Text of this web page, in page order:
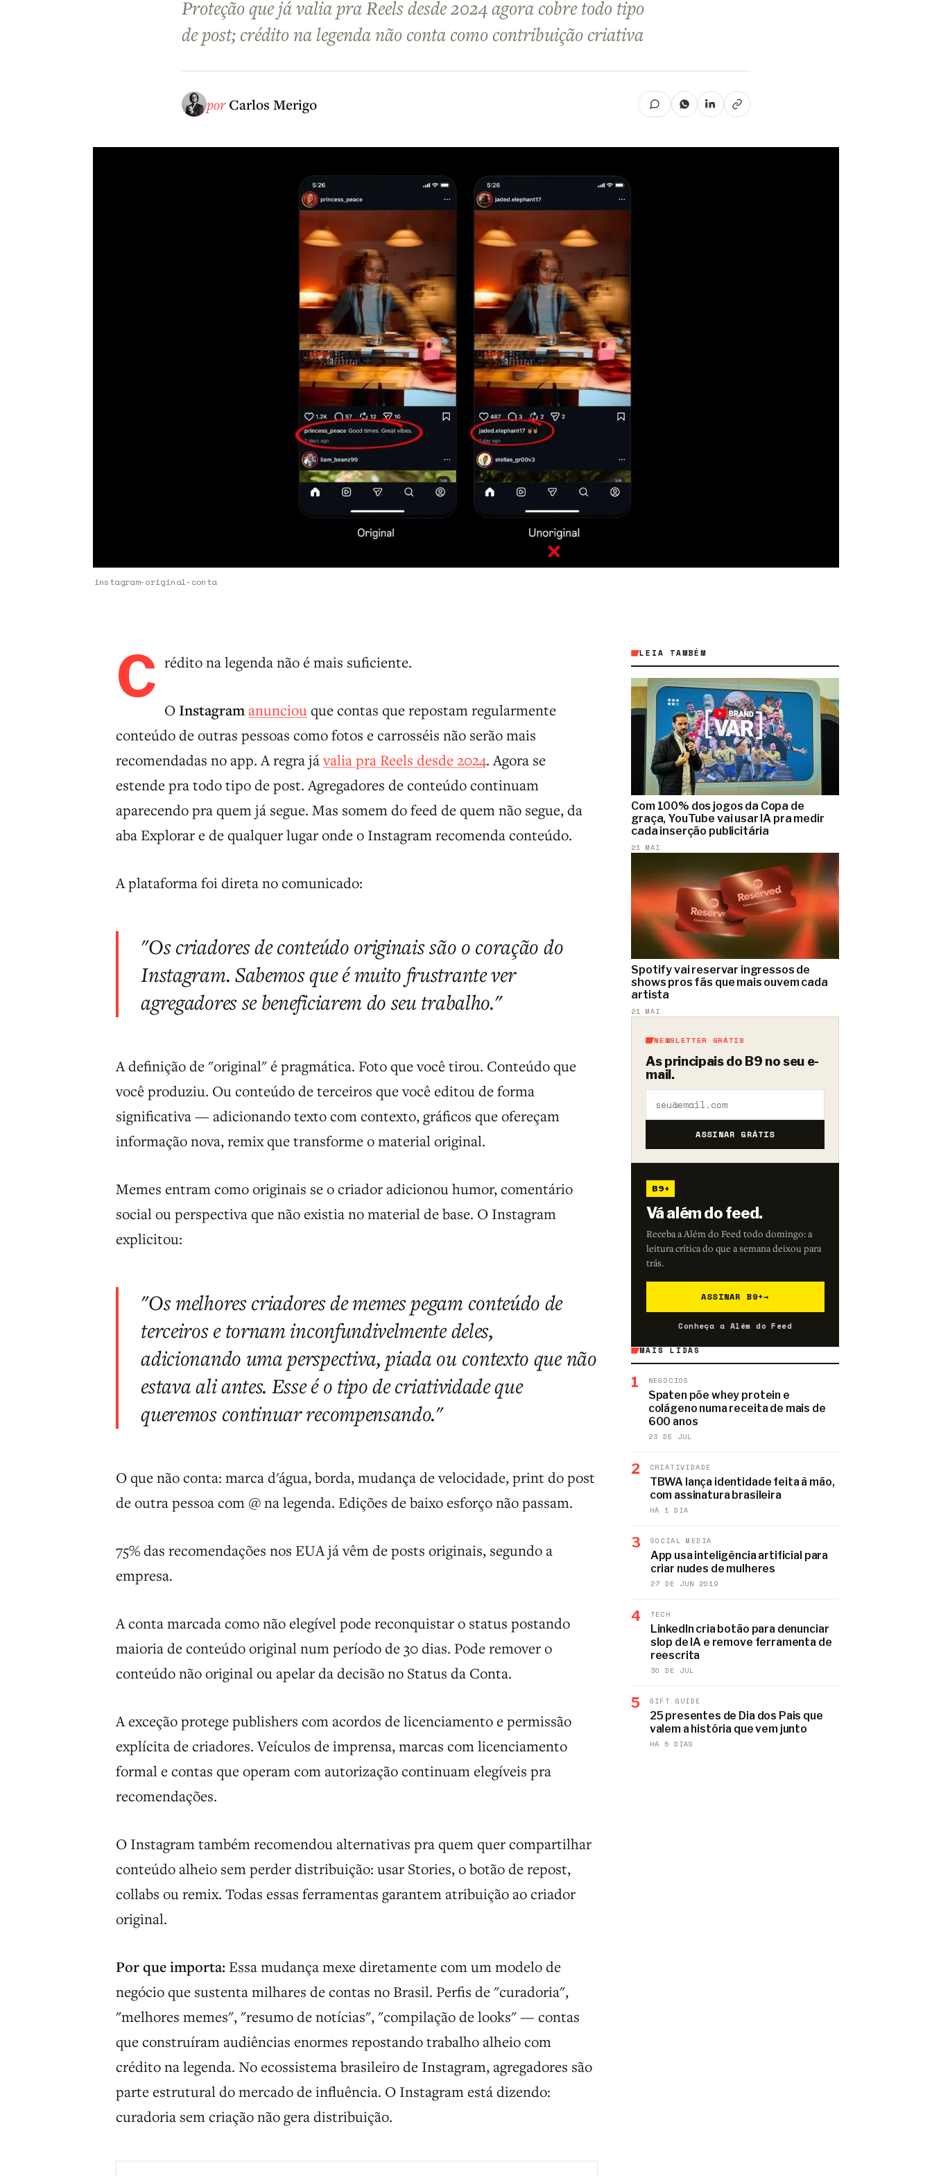
Proteção que já valia pra Reels desde 2024 agora cobre todo tipo
de post; crédito na legenda não conta como contribuição criativa
por Carlos Merigo
instagram-original-conta
C rédito na legenda não é mais suficiente.
O Instagramanunciouque contas que repostam regularmente
conteúdo de outras pessoas como fotos e carrosséis não serão mais
recomendadas no app. A regra jávalia pra Reels desde 2024. Agora se
estende pra todo tipo de post. Agregadores de conteúdo continuam
aparecendo pra quem já segue. Mas somem do feed de quem não segue, da
aba Explorar e de qualquer lugar onde o Instagram recomenda conteúdo.
A plataforma foi direta no comunicado:
"Os criadores de conteúdo originais são o coração do
Instagram. Sabemos que é muito frustrante ver
agregadores se beneficiarem do seu trabalho."
A definição de "original" é pragmática. Foto que você tirou. Conteúdo que
você produziu. Ou conteúdo de terceiros que você editou de forma
significativa — adicionando texto com contexto, gráficos que ofereçam
informação nova, remix que transforme o material original.
Memes entram como originais se o criador adicionou humor, comentário
social ou perspectiva que não existia no material de base. O Instagram
explicitou:
"Os melhores criadores de memes pegam conteúdo de
terceiros e tornam inconfundivelmente deles,
adicionando uma perspectiva, piada ou contexto que não
estava ali antes. Esse é o tipo de criatividade que
queremos continuar recompensando."
O que não conta: marca d'água, borda, mudança de velocidade, print do post
de outra pessoa com @ na legenda. Edições de baixo esforço não passam.
75% das recomendações nos EUA já vêm de posts originais, segundo a
empresa.
A conta marcada como não elegível pode reconquistar o status postando
maioria de conteúdo original num período de 30 dias. Pode remover o
conteúdo não original ou apelar da decisão no Status da Conta.
A exceção protege publishers com acordos de licenciamento e permissão
explícita de criadores. Veículos de imprensa, marcas com licenciamento
formal e contas que operam com autorização continuam elegíveis pra
recomendações.
O Instagram também recomendou alternativas pra quem quer compartilhar
conteúdo alheio sem perder distribuição: usar Stories, o botão de repost,
collabs ou remix. Todas essas ferramentas garantem atribuição ao criador
original.
Por que importa: Essa mudança mexe diretamente com um modelo de
negócio que sustenta milhares de contas no Brasil. Perfis de "curadoria",
"melhores memes", "resumo de notícias", "compilação de looks" — contas
que construíram audiências enormes repostando trabalho alheio com
crédito na legenda. No ecossistema brasileiro de Instagram, agregadores são
parte estrutural do mercado de influência. O Instagram está dizendo:
curadoria sem criação não gera distribuição.
LEIA TAMBÉM
Com 100% dos jogos da Copa de
graça, YouTube vai usar IA pra medir
cada inserção publicitária
21 MAI
Spotify vai reservar ingressos de
shows pros fãs que mais ouvem cada
artista
21 MAI
NEWSLETTER GRÁTIS
As principais do B9 no seu e-
mail.
ASSINAR GRÁTIS
B9+
Vá além do feed.
Receba a Além do Feed todo domingo: a
leitura crítica do que a semana deixou para
trás.
ASSINAR B9+→
Conheça a Além do Feed
MAIS LIDAS
1 NEGÓCIOS
Spaten põe whey protein e
colágeno numa receita de mais de
600 anos
23 DE JUL
2 CRIATIVIDADE
TBWA lança identidade feita à mão,
com assinatura brasileira
HÁ 1 DIA
3 SOCIAL MEDIA
App usa inteligência artificial para
criar nudes de mulheres
27 DE JUN 2019
4 TECH
LinkedIn cria botão para denunciar
slop de IA e remove ferramenta de
reescrita
30 DE JUL
5 GIFT GUIDE
25 presentes de Dia dos Pais que
valem a história que vem junto
HÁ 5 DIAS